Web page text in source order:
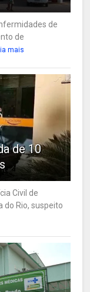
de
de
mais
de 10
Civil de
do Rio, suspeito